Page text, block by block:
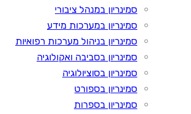
סמינריון במנהל ציבורי
סמינריון במערכות מידע
סמינריון בניהול מערכות רפואיות
סמינריון בסביבה ואקולוגיה
סמינריון בסוציולוגיה
סמינריון בספורט
סמינריון בספרות